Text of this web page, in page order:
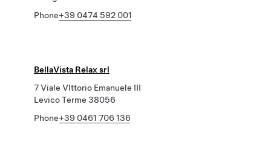
Phone+39 0474 592 001
BellaVista Relax srl
7 Viale VIttorio Emanuele III
Levico Terme 38056
Phone+39 0461 706 136